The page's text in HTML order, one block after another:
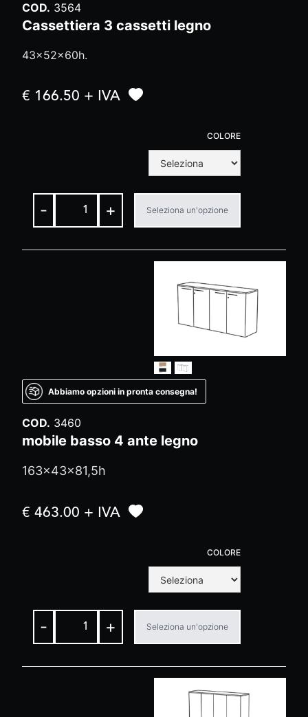
COD. 3564
Cassettiera 3 cassetti legno
43x52x60h.
€ 166.50 + IVA
COLORE
- + Seleziona un'opzione
Abbiamo opzioni in pronta consegna!
COD. 3460
mobile basso 4 ante legno
163x43x81,5h
€ 463.00 + IVA
COLORE
- + Seleziona un'opzione